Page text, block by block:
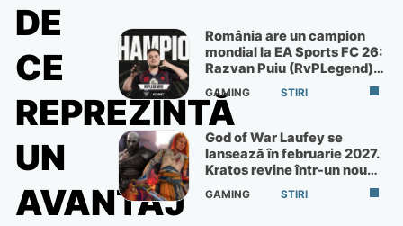
DE
CE
REPREZINTĂ
UN
AVANTAJ
România are un campion
mondial la EA Sports FC 26:
Razvan Puiu (RvPLegend)
câștigă turneul de la Paris
GAMING STIRI
God of War Laufey se
lansează în februarie 2027.
Kratos revine într-un nou
God of War
GAMING STIRI